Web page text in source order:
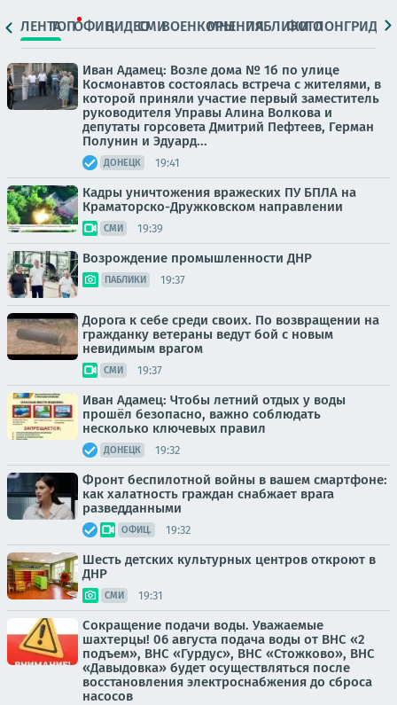
ЛЕНТАТОПОФИЦ.ВИДЕОСМИВОЕНКОРЫМНЕНИЯПАБЛИКИ
ФОТОЛОНГРИДЫ
Иван Адамец: Возле дома № 1б по улице
Космонавтов состоялась встреча с жителями, в
которой приняли участие первый заместитель
руководителя Управы Алина Волкова и
депутаты горсовета Дмитрий Пефтеев, Герман
Полунин и Эдуард...
ДОНЕЦК 19:41
Кадры уничтожения вражеских ПУ БПЛА на
Краматорско-Дружковском направлении
СМИ 19:39
Возрождение промышленности ДНР
ПАБЛИКИ 19:37
Дорога к себе среди своих. По возвращении на
гражданку ветераны ведут бой с новым
невидимым врагом
СМИ 19:37
Иван Адамец: Чтобы летний отдых у воды
прошёл безопасно, важно соблюдать
несколько ключевых правил
ДОНЕЦК 19:32
Фронт беспилотной войны в вашем смартфоне:
как халатность граждан снабжает врага
разведданными
ОФИЦ. 19:32
Шесть детских культурных центров откроют в
ДНР
СМИ 19:31
Сокращение подачи воды. Уважаемые
шахтерцы! 06 августа подача воды от ВНС «2
подъем», ВНС «Гурдус», ВНС «Стожково», ВНС
«Давыдовка» будет осуществляться после
восстановления электроснабжения до сброса
насосов